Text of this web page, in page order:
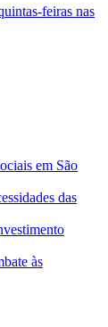
em São
das
às